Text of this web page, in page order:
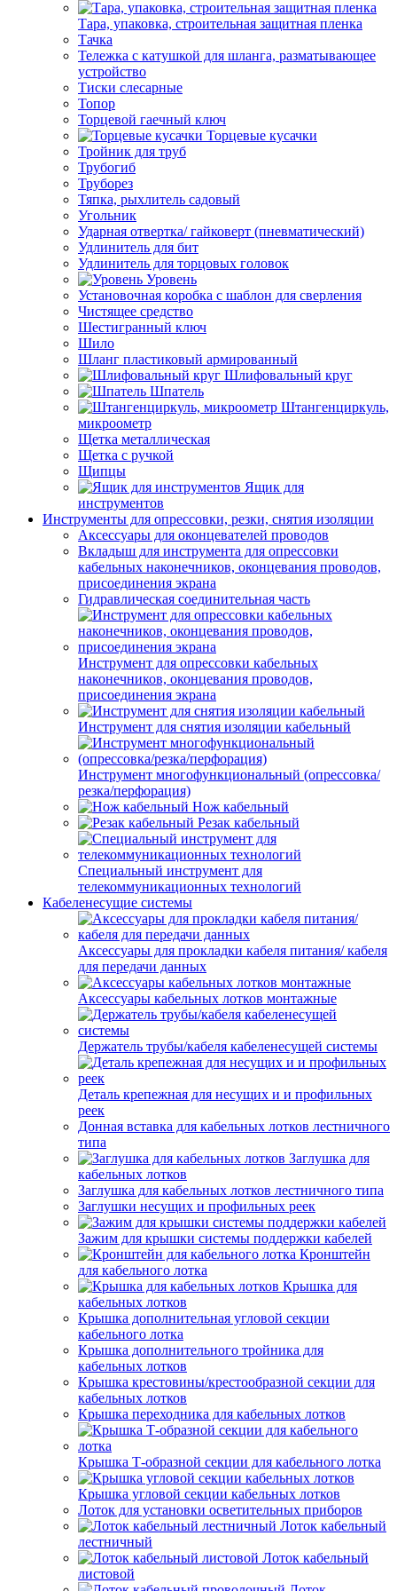
Тара, упаковка, строительная защитная пленка
Тачка
Тележка с катушкой для шланга, разматывающее
устройство
Тиски слесарные
Топор
Торцевой гаечный ключ
Торцевые кусачки
Тройник для труб
Трубогиб
Труборез
Тяпка, рыхлитель садовый
Угольник
Ударная отвертка/ гайковерт (пневматический)
Удлинитель для бит
Удлинитель для торцовых головок
Уровень
Установочная коробка с шаблон для сверления
Чистящее средство
Шестигранный ключ
Шило
Шланг пластиковый армированный
Шлифовальный круг
Шпатель
Штангенциркуль,
микроометр
Щетка металлическая
Щетка с ручкой
Щипцы
Ящик для
инструментов
Инструменты для опрессовки, резки, снятия изоляции
Аксессуары для оконцевателей проводов
Вкладыш для инструмента для опрессовки
кабельных наконечников, оконцевания проводов,
присоединения экрана
Гидравлическая соединительная часть
Инструмент для опрессовки кабельных
наконечников, оконцевания проводов,
присоединения экрана
Инструмент для снятия изоляции кабельный
Инструмент многофункциональный (опрессовка/
резка/перфорация)
Нож кабельный
Резак кабельный
Специальный инструмент для
телекоммуникационных технологий
Кабеленесущие системы
Аксессуары для прокладки кабеля питания/ кабеля
для передачи данных
Аксессуары кабельных лотков монтажные
Держатель трубы/кабеля кабеленесущей системы
Деталь крепежная для несущих и и профильных
реек
Донная вставка для кабельных лотков лестничного
типа
Заглушка для
кабельных лотков
Заглушка для кабельных лотков лестничного типа
Заглушки несущих и профильных реек
Зажим для крышки системы поддержки кабелей
Кронштейн
для кабельного лотка
Крышка для
кабельных лотков
Крышка дополнительная угловой секции
кабельного лотка
Крышка дополнительного тройника для
кабельных лотков
Крышка крестовины/крестообразной секции для
кабельных лотков
Крышка переходника для кабельных лотков
Крышка Т-образной секции для кабельного лотка
Крышка угловой секции кабельных лотков
Лоток для установки осветительных приборов
Лоток кабельный
лестничный
Лоток кабельный
листовой